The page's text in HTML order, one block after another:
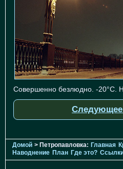
Совершенно безлюдно. -20°С.
Домой > Петропавловка: Главная
Наводнение План Где это?